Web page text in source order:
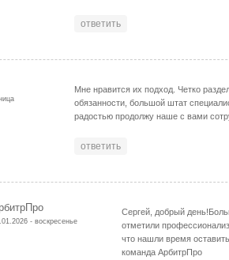
ответить
Мне нравится их подход. Четко
обязанности, большой штат
радостью продолжу наше с вами
ответить
- воскресенье
Сергей, добрый
отметили
что нашли время
команда АрбитрПро